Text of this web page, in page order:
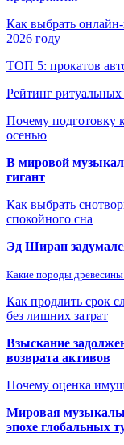
Как выбрать онлайн-
2026 году
ТОП 5: прокатов
Рейтинг
Почему подготовку
осенью
В мировой
гигант
Как выбрать
спокойного сна
Эд Ширан
Какие породы
Как продлить срок
без лишних затрат
Взыскание
возврата активов
Почему оценка
Мировая
эпохе глобальных